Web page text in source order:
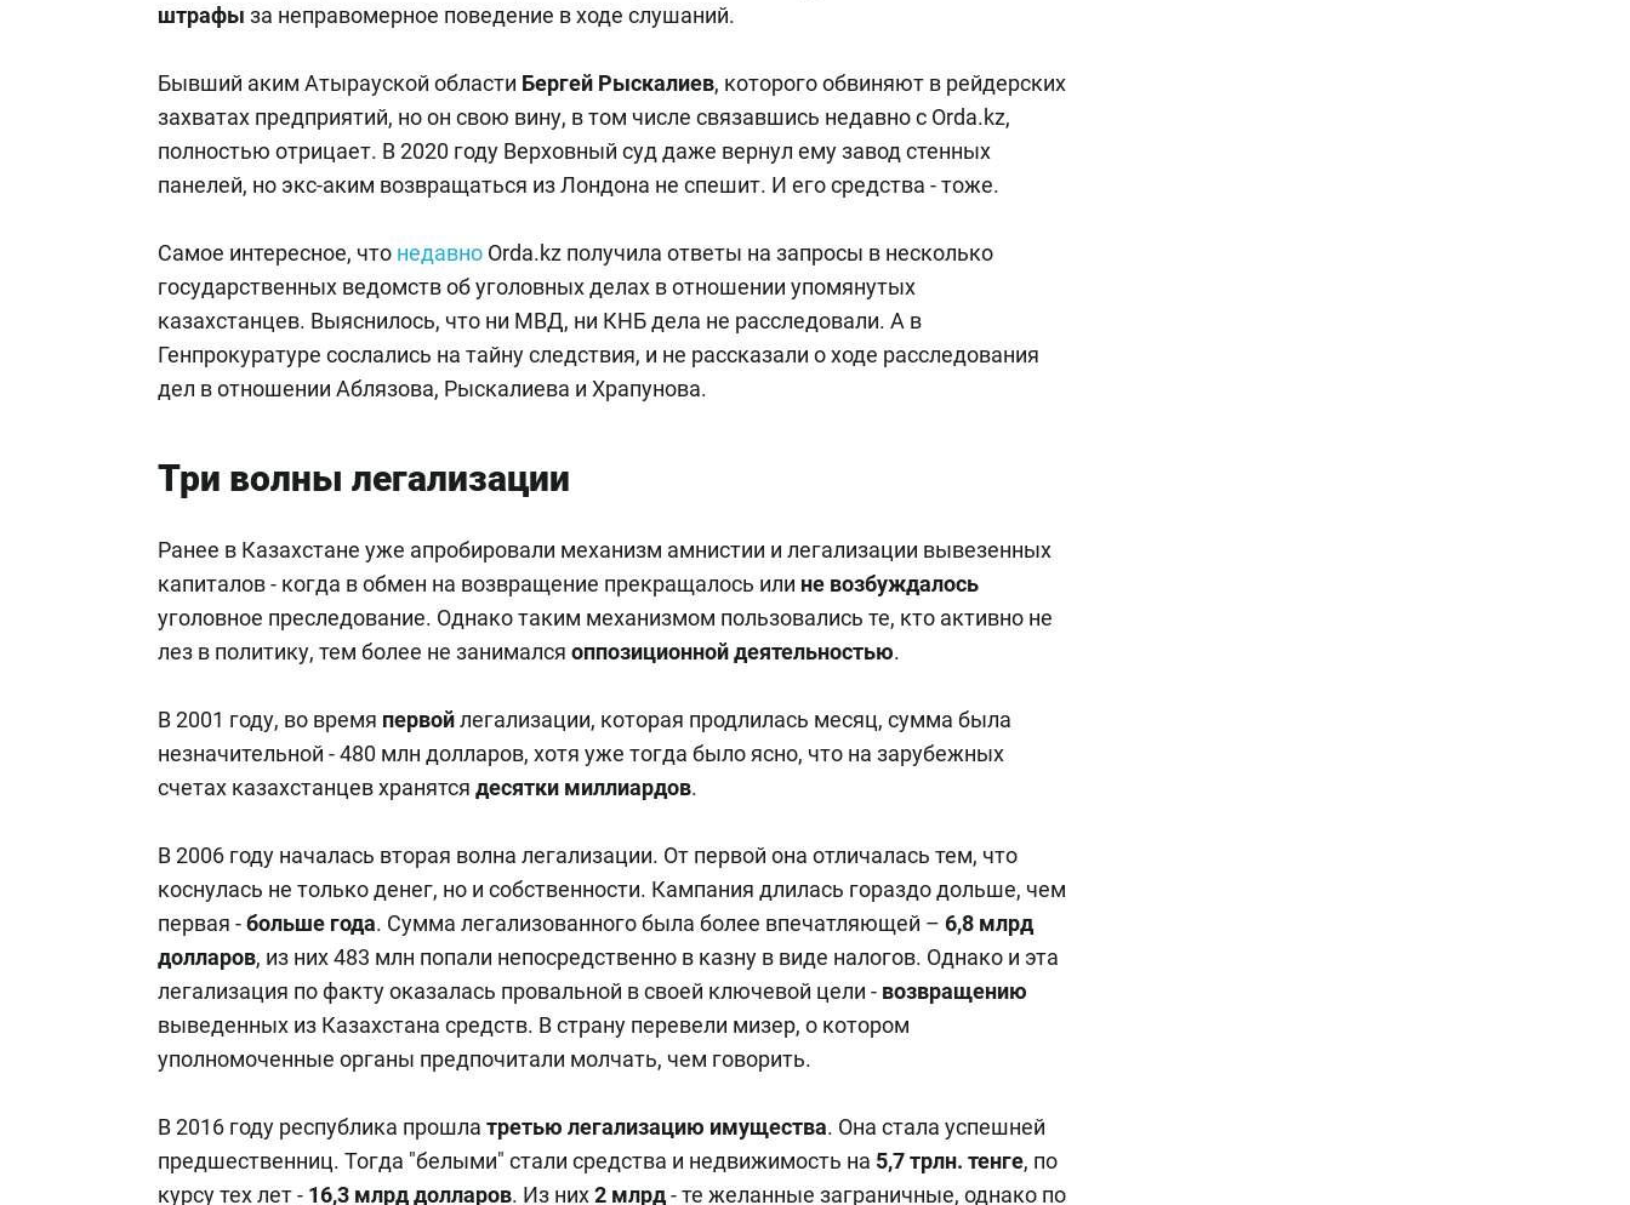
штрафы за неправомерное поведение в ходе слушаний.
Бывший аким Атырауской области Бергей Рыскалиев, которого обвиняют в рейдерских
захватах предприятий, но он свою вину, в том числе связавшись недавно с Orda.kz,
полностью отрицает. В 2020 году Верховный суд даже вернул ему завод стенных
панелей, но экс-аким возвращаться из Лондона не спешит. И его средства - тоже.
Самое интересное, что недавно Orda.kz получила ответы на запросы в несколько
государственных ведомств об уголовных делах в отношении упомянутых
казахстанцев. Выяснилось, что ни МВД, ни КНБ дела не расследовали. А в
Генпрокуратуре сослались на тайну следствия, и не рассказали о ходе расследования
дел в отношении Аблязова, Рыскалиева и Храпунова.
Три волны легализации
Ранее в Казахстане уже апробировали механизм амнистии и легализации вывезенных
капиталов - когда в обмен на возвращение прекращалось или не возбуждалось
уголовное преследование. Однако таким механизмом пользовались те, кто активно не
лез в политику, тем более не занимался оппозиционной деятельностью.
В 2001 году, во время первойлегализации, которая продлилась месяц, сумма была
незначительной - 480 млн долларов, хотя уже тогда было ясно, что на зарубежных
счетах казахстанцев хранятся десятки миллиардов.
В 2006 году началась вторая волна легализации. От первой она отличалась тем, что
коснулась не только денег, но и собственности. Кампания длилась гораздо дольше, чем
первая -больше года. Сумма легализованного была более впечатляющей – 6,8 млрд
долларов, из них 483 млн попали непосредственно в казну в виде налогов. Однако и эта
легализация по факту оказалась провальной в своей ключевой цели - возвращению
выведенных из Казахстана средств. В страну перевели мизер, о котором
уполномоченные органы предпочитали молчать, чем говорить.
В 2016 году республика прошла третью легализацию имущества. Она стала успешней
предшественниц. Тогда "белыми" стали средства и недвижимость на 5,7 трлн. тенге, по
курсу тех лет - 16,3 млрд долларов. Из них2 млрд- те желанные заграничные, однако по